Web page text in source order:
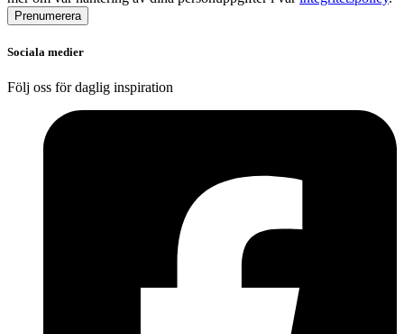
Sociala medier
Följ oss för daglig inspiration